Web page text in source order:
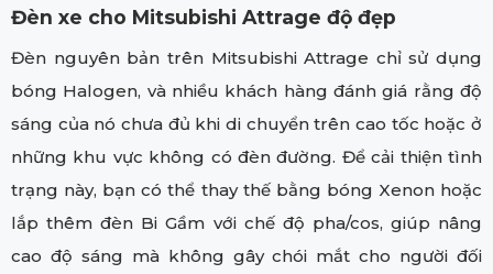
Đèn xe cho Mitsubishi Attrage độ đẹp
Đèn nguyên bản trên Mitsubishi Attrage chỉ sử dụng
bóng Halogen, và nhiều khách hàng đánh giá rằng độ
sáng của nó chưa đủ khi di chuyển trên cao tốc hoặc ở
những khu vực không có đèn đường. Để cải thiện tình
trạng này, bạn có thể thay thế bằng bóng Xenon hoặc
lắp thêm đèn Bi Gầm với chế độ pha/cos, giúp nâng
cao độ sáng mà không gây chói mắt cho người đối